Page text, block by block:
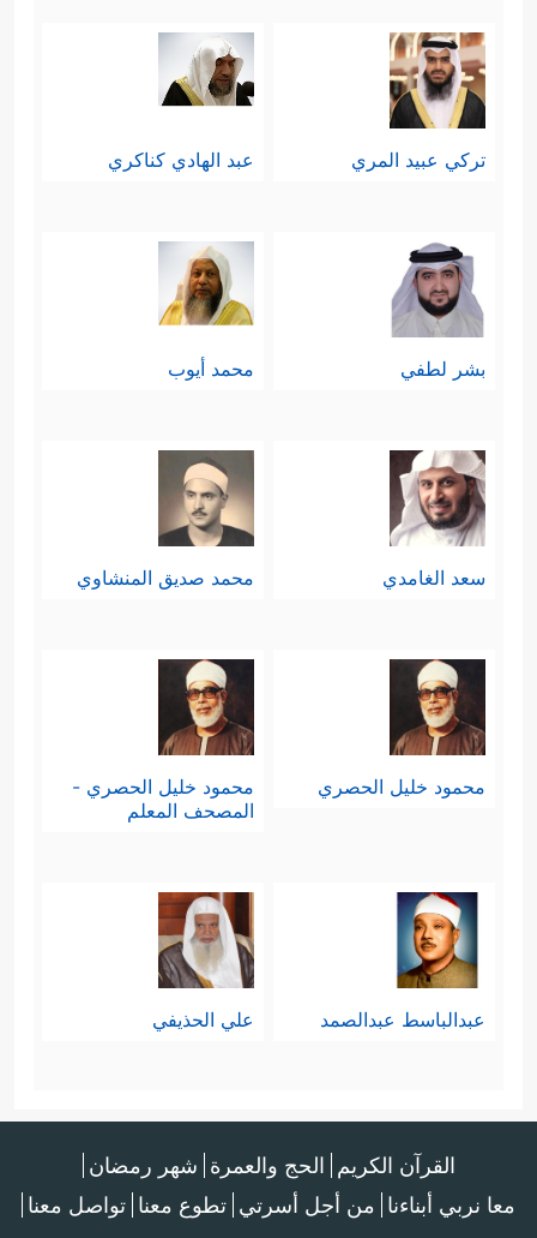
تركي عبيد المري عبد الهادي كناكري
بشر لطفي محمد أيوب
سعد الغامدي محمد صديق المنشاوي
محمود خليل الحصري
محمود خليل الحصري -
المصحف المعلم
عبدالباسط عبدالصمد علي الحذيفي
القرآن الكريم الحج والعمرة شهر رمضان
معا نربي أبناءنا من أجل أسرتي تطوع معنا تواصل معنا